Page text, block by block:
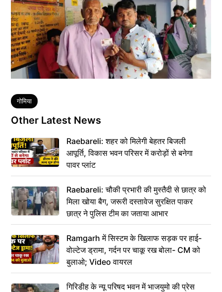
Tags
गोमिया
Other Latest News
Raebareli: शहर को मिलेगी बेहतर बिजली
आपूर्ति, विकास भवन परिसर में करोड़ों से बनेगा
पावर प्लांट
Raebareli: चौकी प्रभारी की मुस्तैदी से छात्र को
मिला खोया बैग, जरूरी दस्तावेज सुरक्षित पाकर
छात्र ने पुलिस टीम का जताया आभार
Ramgarh में सिस्टम के खिलाफ सड़क पर हाई-
वोल्टेज ड्रामा, गर्दन पर चाकू रख बोला- CM को
बुलाओ; Video वायरल
गिरिडीह के न्यू परिषद भवन में भाजयुमो की प्रेस